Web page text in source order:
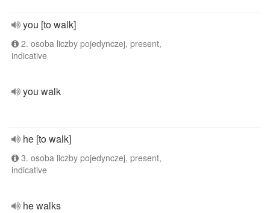
you [to walk]
2. osoba liczby pojedynczej, present,
indicative
you walk
he [to walk]
3. osoba liczby pojedynczej, present,
indicative
he walks